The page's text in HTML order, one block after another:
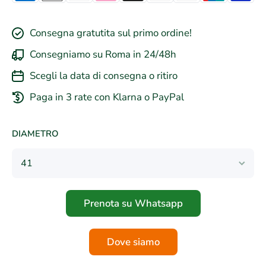
Consegna gratutita sul primo ordine!
Consegniamo su Roma in 24/48h
Scegli la data di consegna o ritiro
Paga in 3 rate con Klarna o PayPal
DIAMETRO
Prenota su Whatsapp
Dove siamo